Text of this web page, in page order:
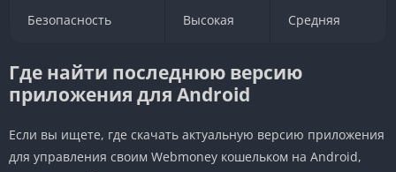
Безопасность Высокая Средняя
Где найти последнюю версию
приложения для Android
Если вы ищете, где скачать актуальную версию приложения
для управления своим Webmoney кошельком на Android,